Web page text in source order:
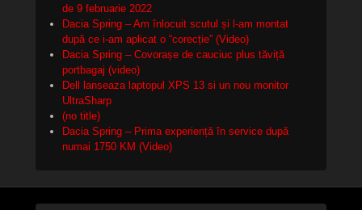
de 9 februarie 2022
Dacia Spring – Am înlocuit scutul și l-am montat
după ce i-am aplicat o “corecție” (Video)
Dacia Spring – Covorașe de cauciuc plus tăviță
portbagaj (video)
Dell lanseaza laptopul XPS 13 si un nou monitor
UltraSharp
(no title)
Dacia Spring – Prima experiență în service după
numai 1750 KM (Video)